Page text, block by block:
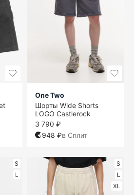
One Two
Шорты Wide Shorts
LOGO Castlerock
3 790 ₽
948 ₽в Сплит
S
L
S
L
XL